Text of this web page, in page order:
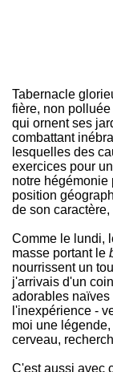
Tabernacle
fière, non
qui ornent ses
combattant
lesquelles des
exercices pour
notre hégémonie
position
de son
Comme le lundi,
masse portant le
nourrissent un
j'arrivais d'un
adorables naïves
l'inexpérience -
moi une
cerveau,
C'est aussi avec